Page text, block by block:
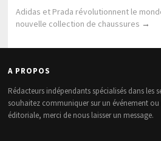
Adidas et Prada révolutionnent le
nouvelle collection de chaussures →
A PROPOS
Rédacteurs indépendants spécialisés dans les
souhaitez communiquer sur un événement
éditoriale, merci de nous laisser un message.